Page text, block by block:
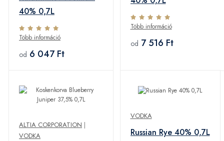
40% 0,7L
Több információ
od 6 047 Ft
Több információ
od 7 516 Ft
ALTIA CORPORATION |
VODKA
VODKA
Russian Rye 40% 0,7L